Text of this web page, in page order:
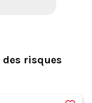
des risques